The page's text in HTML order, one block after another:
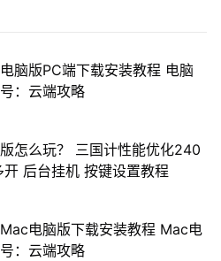
脑版PC端下载安装教程 电脑
：云端攻略
怎么玩？ 三国计性能优化240
开 后台挂机 按键设置教程
电脑版下载安装教程 Mac电
：云端攻略